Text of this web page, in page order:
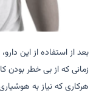
بعد از استفاده از این
زمانی که از بی خطر بودن
هرکاری که نیاز به